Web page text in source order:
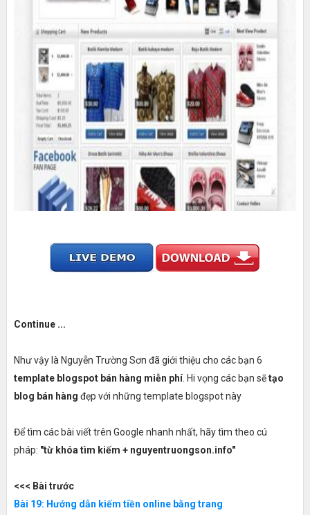
Continue ...
Như vậy là Nguyễn Trường Sơn đã giới thiệu cho các bạn 6
template blogspot bán hàng miễn phí. Hi vọng các bạn sẽtạo
blog bán hàng đẹp với những template blogspot này
Để tìm các bài viết trên Google nhanh nhất, hãy tìm theo cú
pháp: "từ khóa tìm kiếm + nguyentruongson.info"
<<< Bài trước
Bài 19: Hướng dẫn kiếm tiền online bằng trang